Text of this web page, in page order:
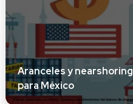
Aranceles y nearshoring
para México